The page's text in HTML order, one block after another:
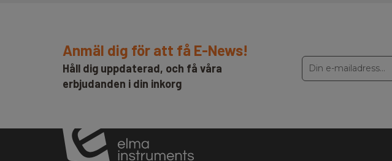
Anmäl dig för att få E-News!
Håll dig uppdaterad, och få våra
erbjudanden i din inkorg